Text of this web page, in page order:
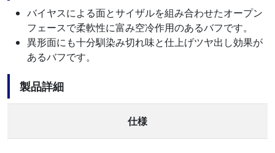
バイヤスによる面とサイザルを組み合わせたオープン
フェースで柔軟性に富み空冷作用のあるバフです。
異形面にも十分馴染み切れ味と仕上げツヤ出し効果が
あるバフです。
製品詳細
仕様